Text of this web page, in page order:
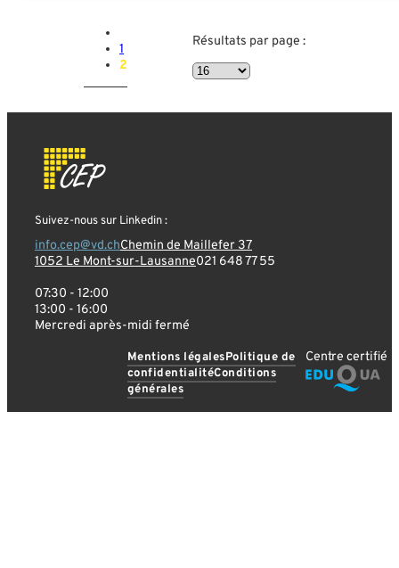
1
2
Résultats par page :
Suivez-nous sur Linkedin :
info.cep@vd.chChemin de Maillefer 37
1052 Le Mont-sur-Lausanne021 648 77 55
07:30 - 12:00
13:00 - 16:00
Mercredi après-midi fermé
Mentions légalesPolitique de
confidentialitéConditions
générales
Centre certifié